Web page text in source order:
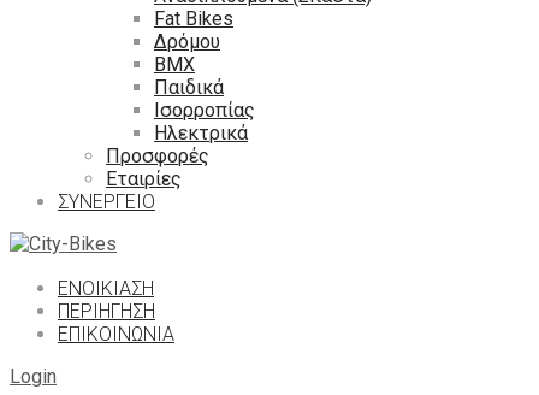
Fat Bikes
Δρόμου
ΒΜΧ
Παιδικά
Ισορροπίας
Ηλεκτρικά
Προσφορές
Εταιρίες
ΣΥΝΕΡΓΕΙΟ
ΕΝΟΙΚΙΑΣΗ
ΠΕΡΙΉΓΗΣΗ
ΕΠΙΚΟΙΝΩΝΙΑ
Login